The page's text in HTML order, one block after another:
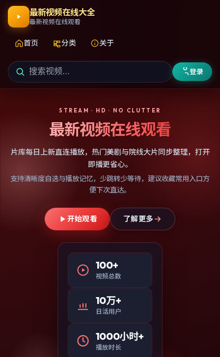
最新视频在线大全
最新视频在线观看
首页 分类 关于
登录
STREAM · HD · NO CLUTTER
最新视频在线观看
片库每日上新直连播放，热门美剧与院线大片同步整理，打开
即播更省心。
支持清晰度自选与播放记忆，少跳转少等待，建议收藏常用入口方
便下次直达。
开始观看 了解更多
100+
视频总数
10万+
日活用户
1000小时+
播放时长